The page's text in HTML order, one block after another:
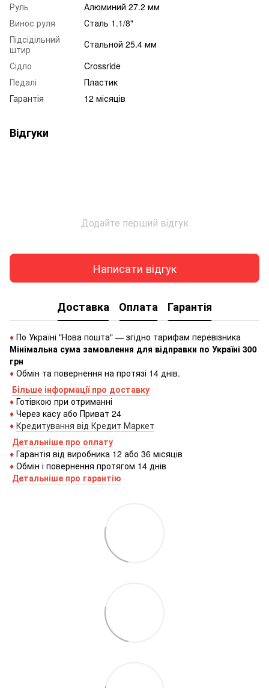
Руль
Алюминий 27.2 мм
Винос руля
Сталь 1.1/8"
Підсідільний
штир
Стальной 25.4 мм
Сідло
Crossride
Педалі
Пластик
Гарантія
12 місяців
Відгуки
Додайте перший відгук
Написати відгук
Доставка Оплата Гарантія
♦ По Україні "Нова пошта" — згідно тарифам перевізника
Мінімальна сума замовлення для відправки по Україні 300
грн
♦ Обмін та повернення на протязі 14 днів.
Більше інформації про доставку
♦ Готівкою при отриманні
♦ Через касу або Приват 24
♦ Кредитування від Кредит Маркет
Детальніше про оплату
♦ Гарантія від виробника 12 або 36 місяців
♦ Обмін і повернення протягом 14 днів
Детальніше про гарантію